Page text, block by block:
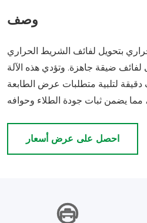
وصف
بتحويل لفائف الشريط الحراري
لفائف ضيقة جاهزة. وتؤدي هذه الآلة
لتلبية متطلبات عرض الطابعة
احصل على عرض أسعار